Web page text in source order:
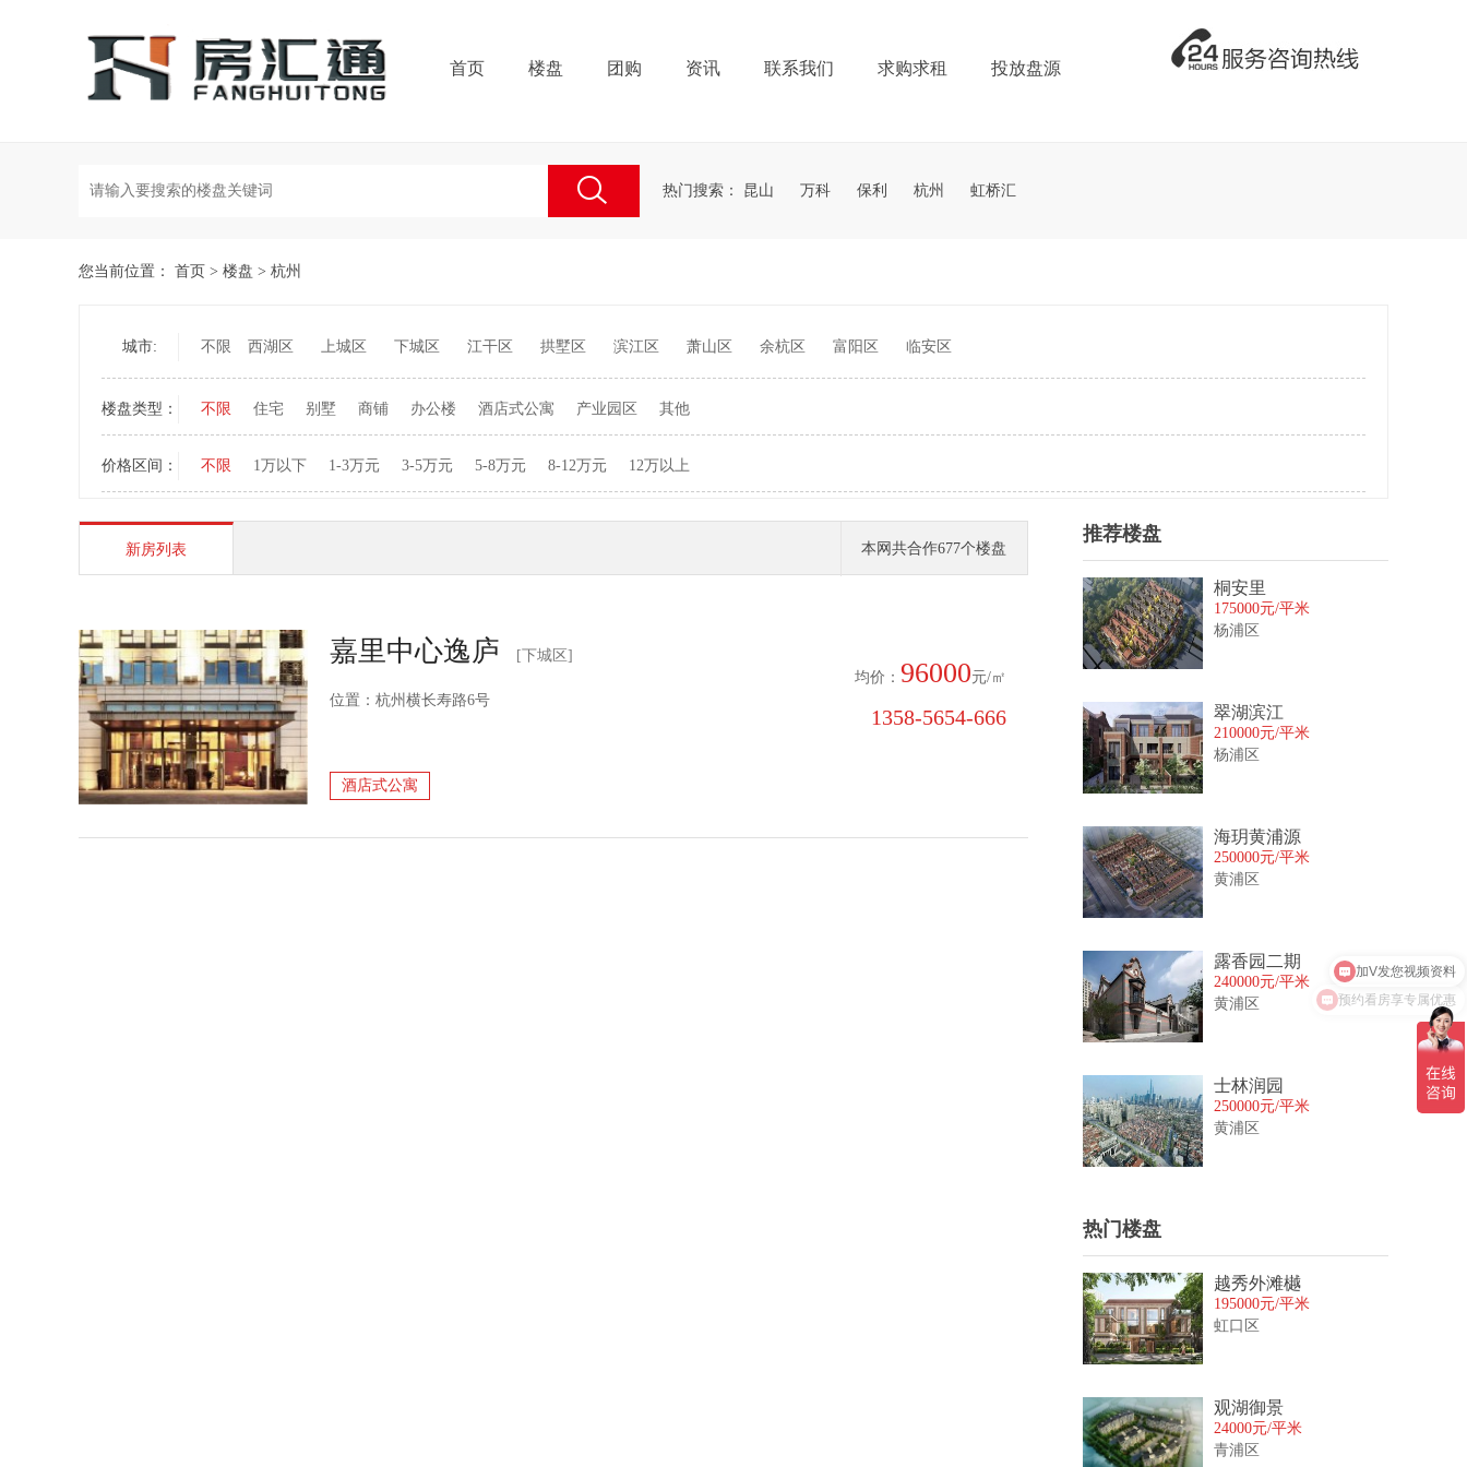
首页 楼盘 团购 资讯 联系我们 求购求租 投放盘源
热门搜索： 昆山 万科 保利 杭州 虹桥汇
您当前位置： 首页 > 楼盘 > 杭州
城市: 不限 西湖区 上城区 下城区 江干区 拱墅区 滨江区 萧山区 余杭区 富阳区 临安区
楼盘类型： 不限 住宅 别墅 商铺 办公楼 酒店式公寓 产业园区 其他
价格区间： 不限 1万以下 1-3万元 3-5万元 5-8万元 8-12万元 12万以上
新房列表 本网共合作677个楼盘
嘉里中心逸庐 [下城区]
位置：杭州横长寿路6号
酒店式公寓
均价： 96000元/㎡
1358-5654-666‬
推荐楼盘
桐安里
175000元/平米
杨浦区
翠湖滨江
210000元/平米
杨浦区
海玥黄浦源
250000元/平米
黄浦区
露香园二期
240000元/平米
黄浦区
士林润园
250000元/平米
黄浦区
热门楼盘
越秀外滩樾
195000元/平米
虹口区
观湖御景
24000元/平米
青浦区
预约看房享专属优惠